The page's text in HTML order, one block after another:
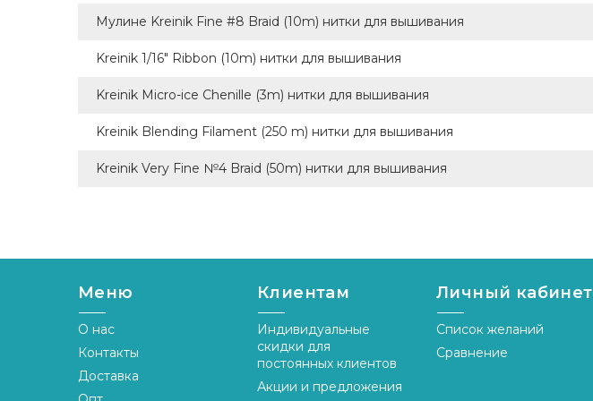
Мулине Kreinik Fine #8 Braid (10m) нитки для вышивания
Kreinik 1/16" Ribbon (10m) нитки для вышивания
Kreinik Micro-ice Chenille (3m) нитки для вышивания
Kreinik Blending Filament (250 m) нитки для вышивания
Kreinik Very Fine №4 Braid (50m) нитки для вышивания
Меню
О нас
Контакты
Доставка
Клиентам
Индивидуальные
скидки для
постоянных клиентов
Акции и предложения
Личный кабинет
Список желаний
Сравнение